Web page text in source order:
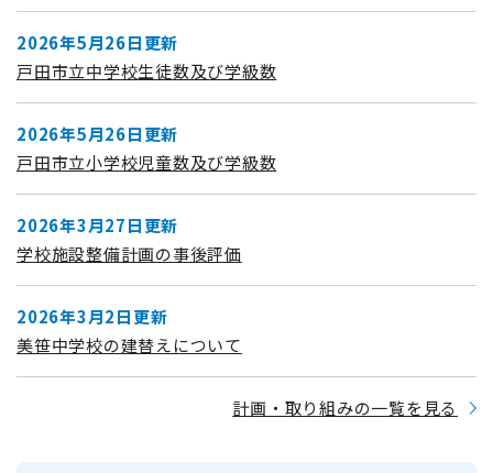
2026年5月26日更新
戸田市立中学校生徒数及び学級数
2026年5月26日更新
戸田市立小学校児童数及び学級数
2026年3月27日更新
学校施設整備計画の事後評価
2026年3月2日更新
美笹中学校の建替えについて
計画・取り組みの一覧を見る